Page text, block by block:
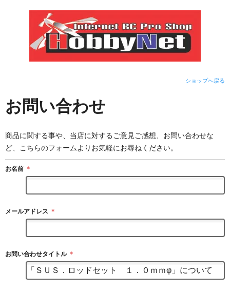
ショップへ戻る
お問い合わせ
商品に関する事や、当店に対するご意見ご感想、お問い合わせな
ど、こちらのフォームよりお気軽にお尋ねください。
お名前 ＊
メールアドレス ＊
お問い合わせタイトル ＊